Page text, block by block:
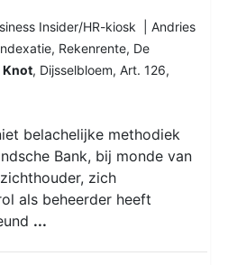
Insider/HR-kiosk | Andries
, Rekenrente, De
Knot, Dijsselbloem, Art. 126,
belachelijke methodiek
Bank, bij monde van
zich
als beheerder heeft
...